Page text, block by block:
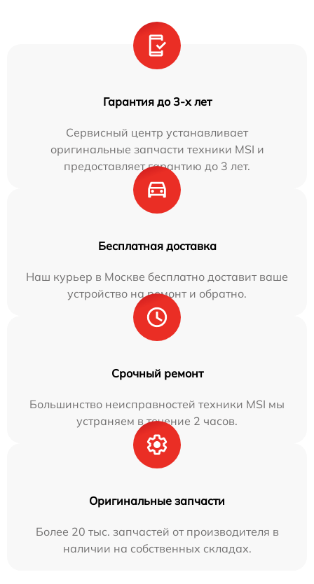
Гарантия до 3-х лет
Сервисный центр устанавливает
оригинальные запчасти техники MSI и
предоставляет гарантию до 3 лет.
Бесплатная доставка
Наш курьер в Москве бесплатно доставит ваше
устройство на ремонт и обратно.
Срочный ремонт
Большинство неисправностей техники MSI мы
устраняем в течение 2 часов.
Оригинальные запчасти
Более 20 тыс. запчастей от производителя в
наличии на собственных складах.